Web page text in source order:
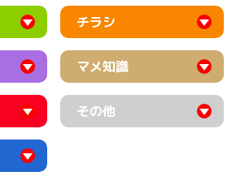
チラシ
マメ知識
その他